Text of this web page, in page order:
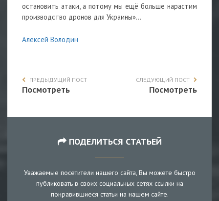
остановить атаки, а потому мы ещё больше нарастим
производство дронов для Украины»...
Алексей Володин
ПРЕДЫДУЩИЙ ПОСТ
Посмотреть
СЛЕДУЮЩИЙ ПОСТ
Посмотреть
ПОДЕЛИТЬСЯ СТАТЬЕЙ
Уважаемые посетители нашего сайта, Вы можете быстро
публиковать в своих социальных сетях ссылки на
понравившиеся статьи на нашем сайте.